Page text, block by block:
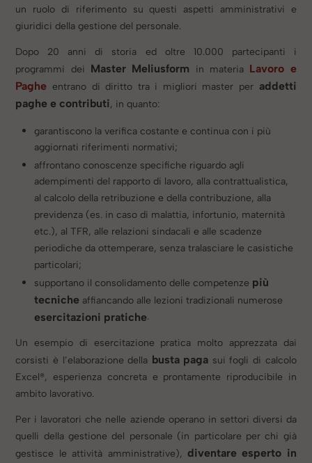
un ruolo di riferimento su questi aspetti amministrativi e
giuridici della gestione del personale.
Dopo 20 anni di storia ed oltre 10.000 partecipanti i
programmi dei Master Meliusform in materia Lavoro e
Paghe entrano di diritto tra i migliori master per addetti
paghe e contributi, in quanto:
garantiscono la verifica costante e continua con i più
aggiornati riferimenti normativi;
affrontano conoscenze specifiche riguardo agli
adempimenti del rapporto di lavoro, alla contrattualistica,
al calcolo della retribuzione e della contribuzione, alla
previdenza (es. in caso di malattia, infortunio, maternità
etc.), al TFR, alle relazioni sindacali e alle scadenze
periodiche da ottemperare, senza tralasciare le casistiche
particolari;
supportano il consolidamento delle competenze più
tecniche affiancando alle lezioni tradizionali numerose
esercitazioni pratiche.
Un esempio di esercitazione pratica molto apprezzata dai
corsisti è l’elaborazione della busta paga sui fogli di calcolo
Excel®, esperienza concreta e prontamente riproducibile in
ambito lavorativo.
Per i lavoratori che nelle aziende operano in settori diversi da
quelli della gestione del personale (in particolare per chi già
gestisce le attività amministrative), diventare esperto in